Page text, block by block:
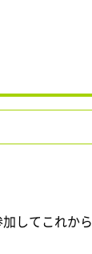
してこれから